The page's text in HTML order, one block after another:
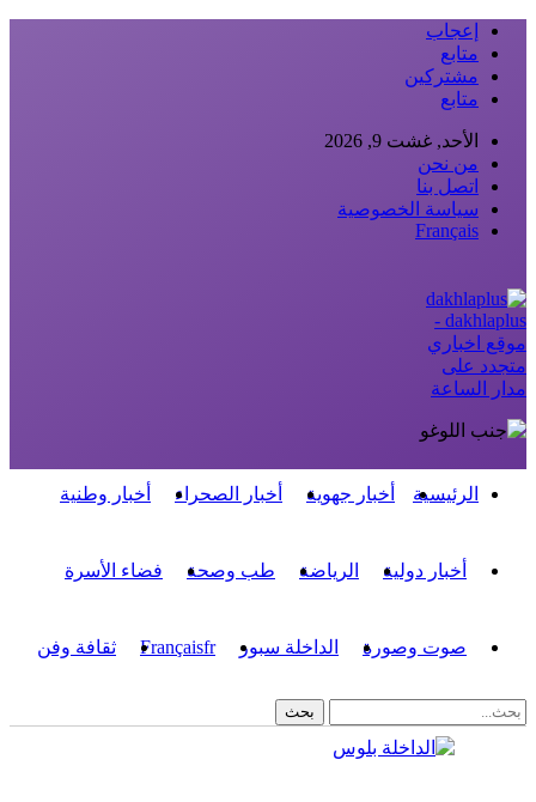
إعجاب
متابع
مشتركين
متابع
الأحد, غشت 9, 2026
من نحن
اتصل بنا
سياسة الخصوصية
Français
dakhlaplus -
موقع اخباري
متجدد على
مدار الساعة
الرئيسية أخبار جهوية أخبار الصحراء أخبار وطنية
أخبار دولية الرياضة طب وصحة فضاء الأسرة
صوت وصورة الداخلة سبور Françaisfr ثقافة وفن